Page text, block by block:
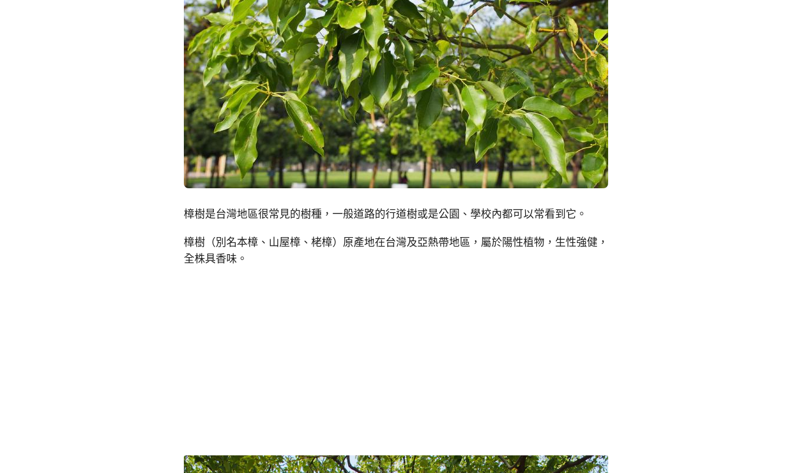
樟樹是台灣地區很常見的樹種，一般道路的行道樹或是公園、學校內都可以常看到它。
樟樹（別名本樟、山屋樟、栳樟）原產地在台灣及亞熱帶地區，屬於陽性植物，生性強健，
全株具香味。